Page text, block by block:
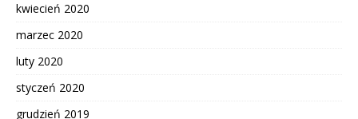
kwiecień 2020
marzec 2020
luty 2020
styczeń 2020
grudzień 2019